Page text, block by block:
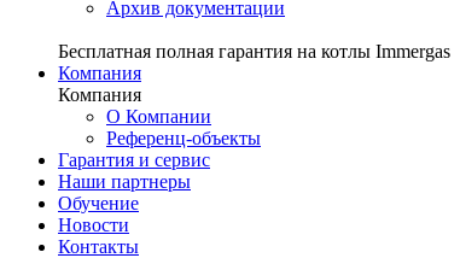
Архив документации
Бесплатная полная гарантия на котлы Immergas
Компания
Компания
О Компании
Референц-объекты
Гарантия и сервис
Наши партнеры
Обучение
Новости
Контакты